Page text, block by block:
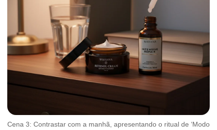
Cena 3: Contrastar com a manhã, apresentando o ritual de ‘Modo